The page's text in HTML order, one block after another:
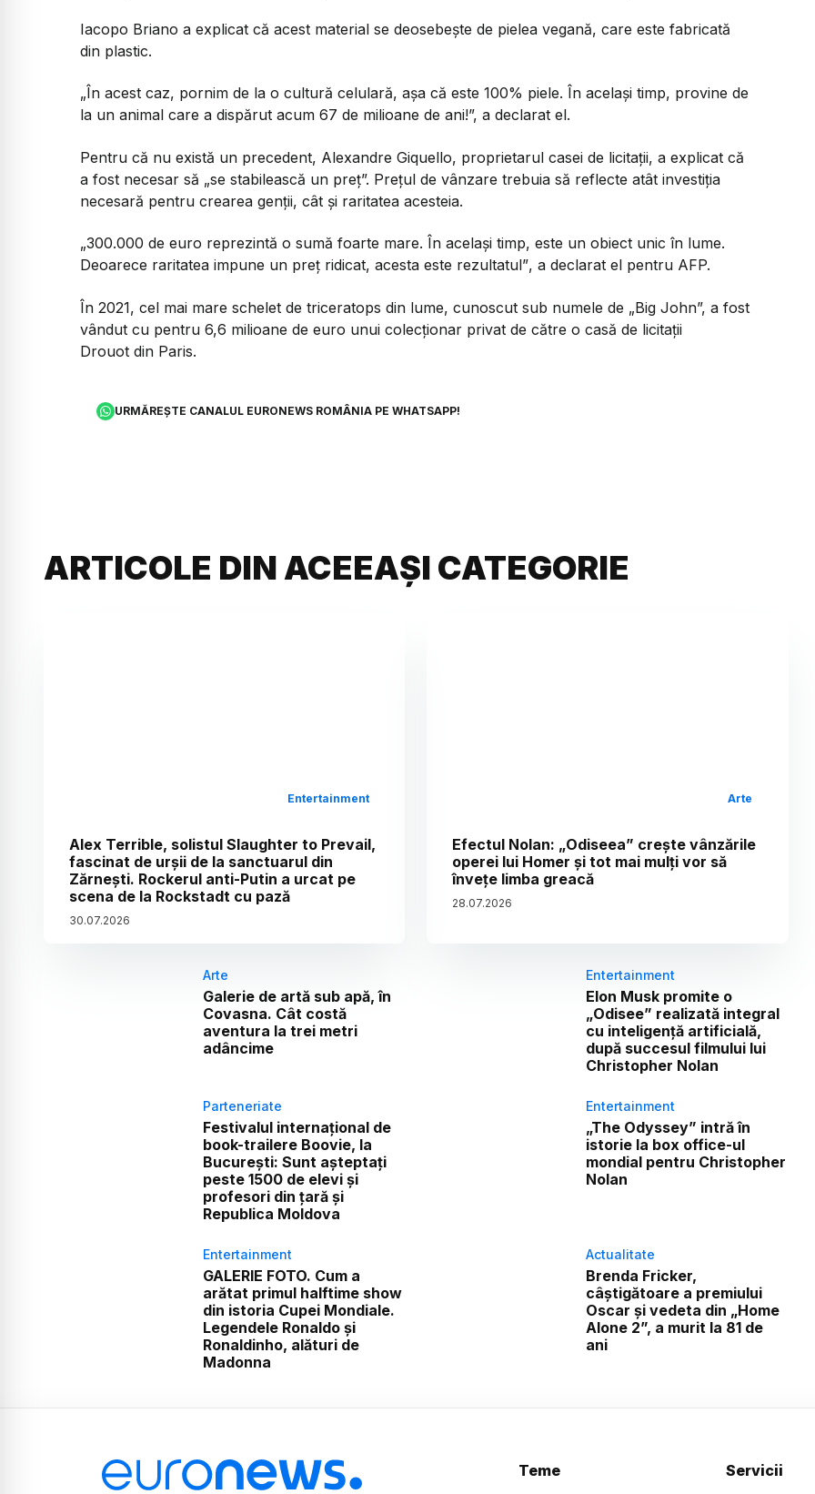
Iacopo Briano a explicat că acest material se deosebește de pielea vegană, care este fabricată
din plastic.
„În acest caz, pornim de la o cultură celulară, așa că este 100% piele. În același timp, provine de
la un animal care a dispărut acum 67 de milioane de ani!”, a declarat el.
Pentru că nu există un precedent, Alexandre Giquello, proprietarul casei de licitații, a explicat că
a fost necesar să „se stabilească un preț”. Prețul de vânzare trebuia să reflecte atât investiția
necesară pentru crearea genții, cât și raritatea acesteia.
„300.000 de euro reprezintă o sumă foarte mare. În același timp, este un obiect unic în lume.
Deoarece raritatea impune un preț ridicat, acesta este rezultatul”, a declarat el pentru AFP.
În 2021, cel mai mare schelet de triceratops din lume, cunoscut sub numele de „Big John”, a fost
vândut cu pentru 6,6 milioane de euro unui colecționar privat de către o casă de licitații
Drouot din Paris.
URMĂREȘTE CANALUL EURONEWS ROMÂNIA PE WHATSAPP!
ARTICOLE DIN ACEEAȘI CATEGORIE
Entertainment
Alex Terrible, solistul Slaughter to Prevail,
fascinat de urșii de la sanctuarul din
Zărnești. Rockerul anti-Putin a urcat pe
scena de la Rockstadt cu pază
30.07.2026
Arte
Efectul Nolan: „Odiseea” crește vânzările
operei lui Homer și tot mai mulți vor să
învețe limba greacă
28.07.2026
Arte
Galerie de artă sub apă, în
Covasna. Cât costă
aventura la trei metri
adâncime
Entertainment
Elon Musk promite o
„Odisee” realizată integral
cu inteligență artificială,
după succesul filmului lui
Christopher Nolan
Parteneriate
Festivalul internațional de
book-trailere Boovie, la
București: Sunt așteptați
peste 1500 de elevi și
profesori din țară și
Republica Moldova
Entertainment
„The Odyssey” intră în
istorie la box office-ul
mondial pentru Christopher
Nolan
Entertainment
GALERIE FOTO. Cum a
arătat primul halftime show
din istoria Cupei Mondiale.
Legendele Ronaldo și
Ronaldinho, alături de
Madonna
Actualitate
Brenda Fricker,
câștigătoare a premiului
Oscar și vedeta din „Home
Alone 2”, a murit la 81 de
ani
Teme Servicii